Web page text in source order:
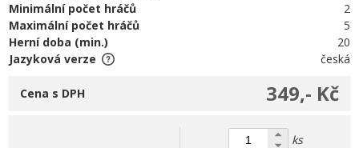
Minimální počet hráčů
2
Maximální počet hráčů
5
Herní doba (min.)
20
Jazyková verze
česká
349,- Kč
Cena s DPH
ks